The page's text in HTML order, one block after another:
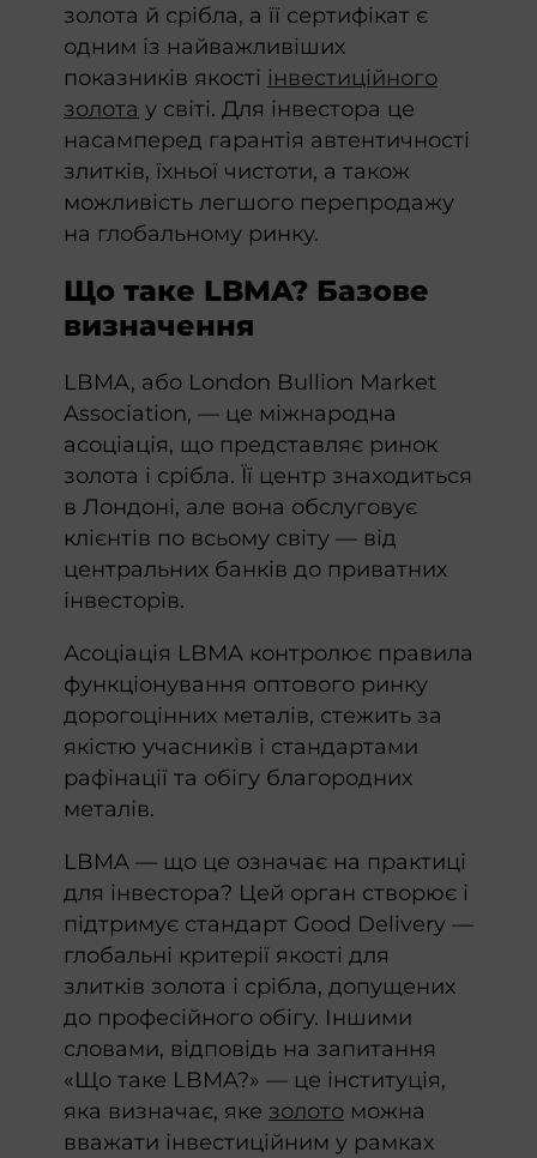
золота й срібла, а її сертифікат є
одним із найважливіших
показників якості інвестиційного
золота у світі. Для інвестора це
насамперед гарантія автентичності
злитків, їхньої чистоти, а також
можливість легшого перепродажу
на глобальному ринку.
Що таке LBMA? Базове
визначення
LBMA, або London Bullion Market
Association, — це міжнародна
асоціація, що представляє ринок
золота і срібла. Її центр знаходиться
в Лондоні, але вона обслуговує
клієнтів по всьому світу — від
центральних банків до приватних
інвесторів.
Асоціація LBMA контролює правила
функціонування оптового ринку
дорогоцінних металів, стежить за
якістю учасників і стандартами
рафінації та обігу благородних
металів.
LBMA — що це означає на практиці
для інвестора? Цей орган створює і
підтримує стандарт Good Delivery —
глобальні критерії якості для
злитків золота і срібла, допущених
до професійного обігу. Іншими
словами, відповідь на запитання
«Що таке LBMA?» — це інституція,
яка визначає, яке золото можна
вважати інвестиційним у рамках